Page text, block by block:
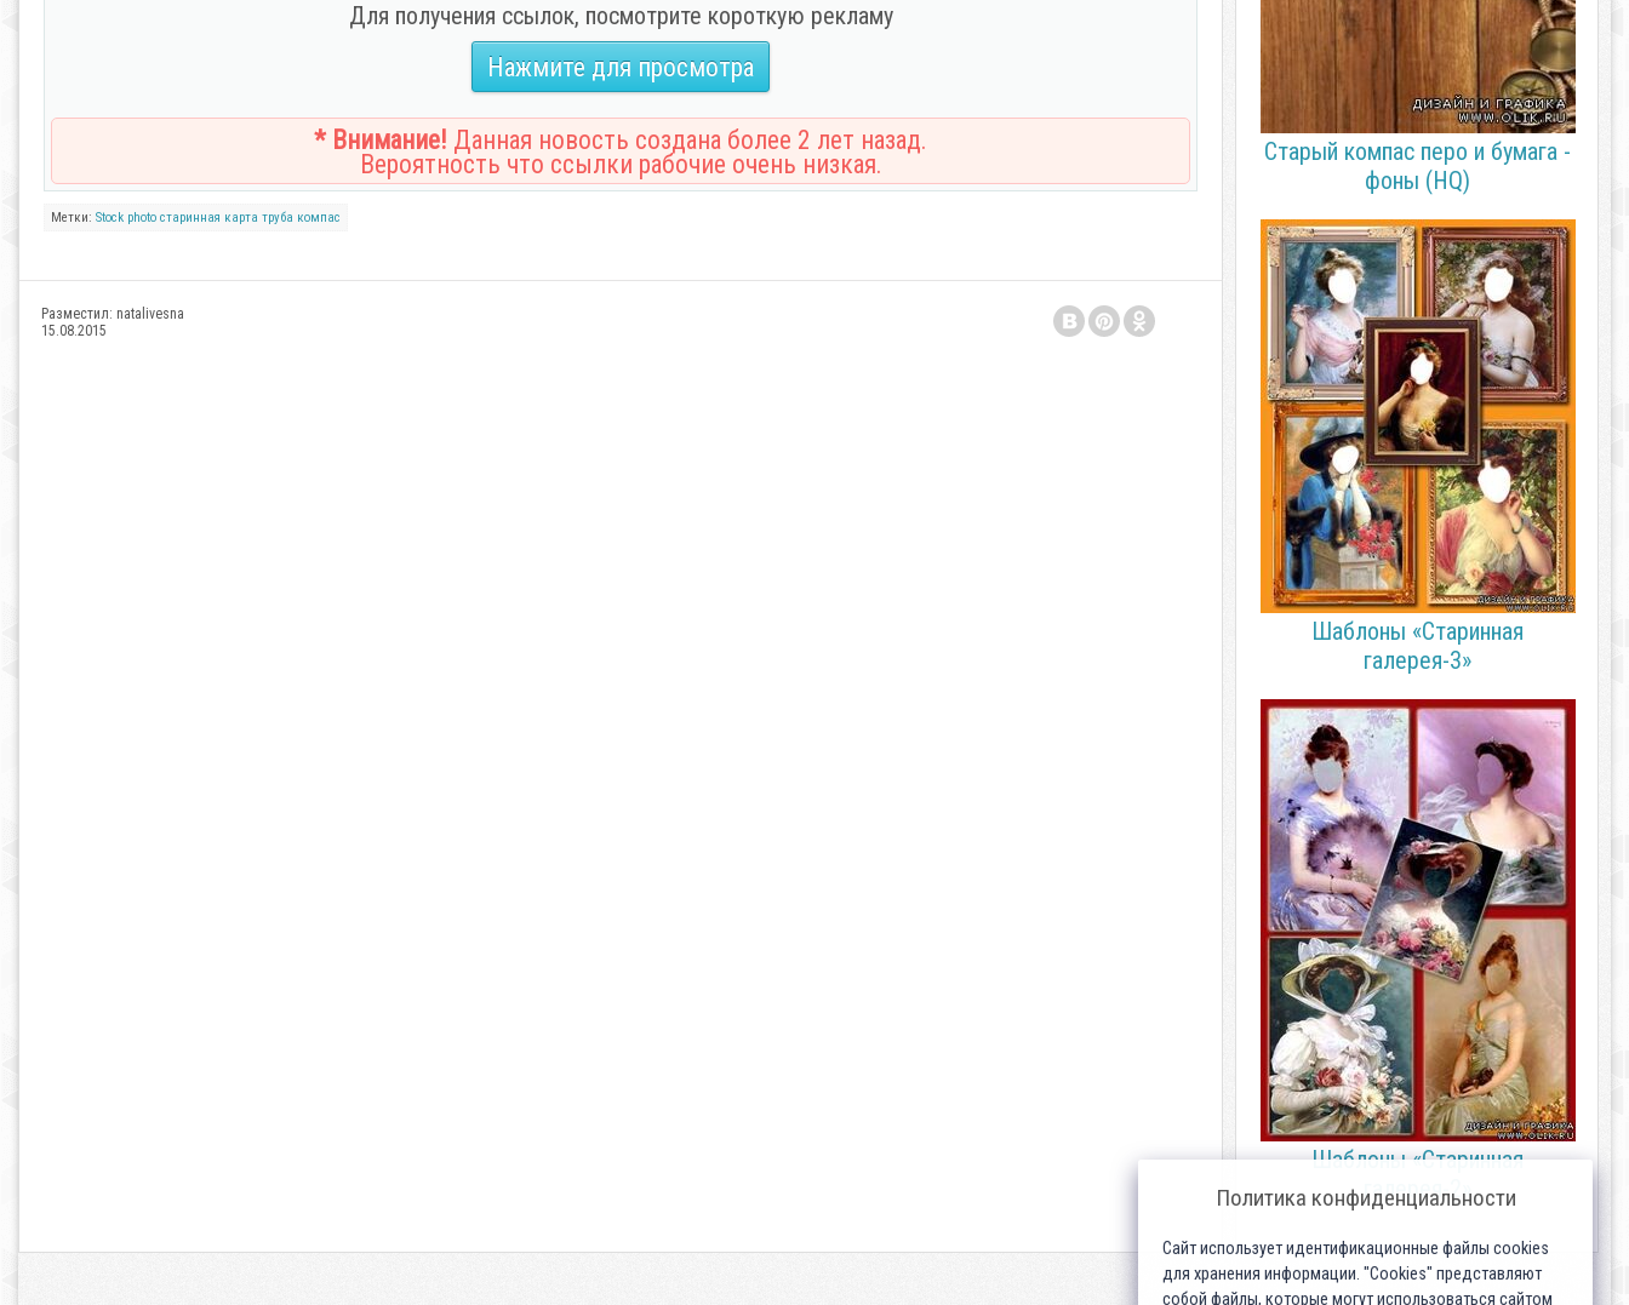
Для получения ссылок, посмотрите короткую рекламу
Нажмите для просмотра
* Внимание! Данная новость создана более 2 лет назад.
Вероятность что ссылки рабочие очень низкая.
Метки: Stock photo старинная карта труба компас
Разместил: natalivesna
15.08.2015
Старый компас перо и бумага -
фоны (HQ)
Шаблоны «Старинная
галерея-3»
Шаблоны «Старинная
галерея-2»
Политика конфиденциальности
Сайт использует идентификационные файлы cookies
для хранения информации. "Cookies" представляют
собой файлы, которые могут использоваться сайтом